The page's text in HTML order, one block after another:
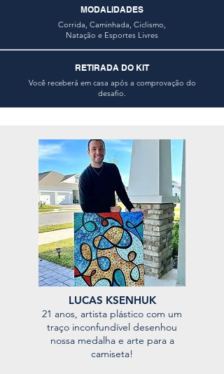
MODALIDADES
Corrida, Caminhada, Ciclismo,
Natação e Esportes Livres
RETIRADA DO KIT
Você receberá em casa após a comprovação do
desafio.
LUCAS KSENHUK
21 anos, artista plástico com um
traço inconfundível desenhou
nossa medalha e arte para a
camiseta!